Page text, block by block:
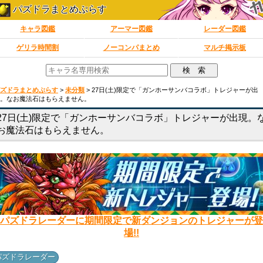
パズドラまとめぷらす
キャラ図鑑 アーマー図鑑 レーダー図鑑
ゲリラ時間割 ノーコンパまとめ マルチ掲示板
ドラまとめぷらす > 未分類 > 27日(土)限定で「ガンホーサンバコラボ」トレジャーが出
なお魔法石はもらえません。
日(土)限定で「ガンホーサンバコラボ」トレジャーが出現。
魔法石はもらえません。
パズドラレーダーに期間限定で新ダンジョンのトレジャーが登
場!!
ズドラレーダー